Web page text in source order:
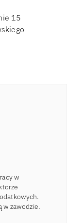
15
w
w zawodzie.